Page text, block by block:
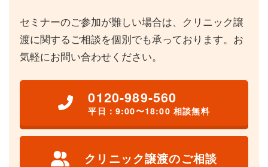
セミナーのご参加が難しい場合は、クリニック譲
渡に関するご相談を個別でも承っております。お
気軽にお問い合わせください。
0120-989-560
平日：9:00〜18:00 相談無料
クリニック譲渡のご相談